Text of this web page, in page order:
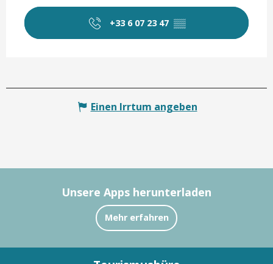
+33 6 07 23 47 ▒▒
Einen Irrtum angeben
Unsere Apps herunterladen
Mehr erfahren